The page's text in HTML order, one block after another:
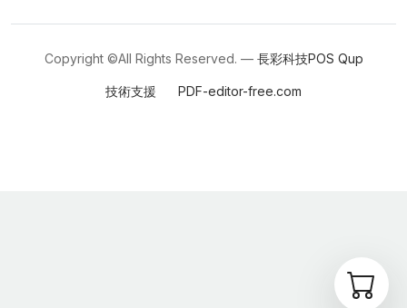
Copyright ©All Rights Reserved. — 長彩科技POS Qup
技術支援 PDF-editor-free.com